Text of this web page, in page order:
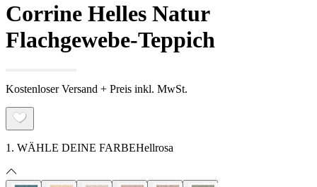
Corrine Helles Natur
Flachgewebe-Teppich
Kostenloser Versand + Preis inkl. MwSt.
1. WÄHLE DEINE FARBEHellrosa